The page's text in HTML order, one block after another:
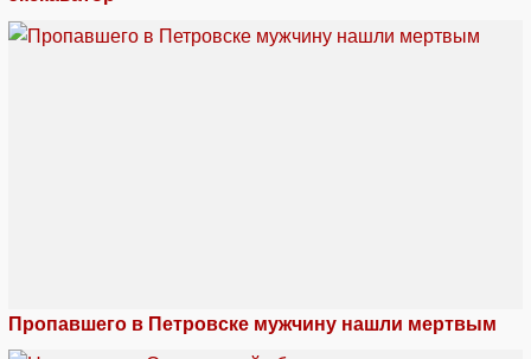
Пропавшего в Петровске мужчину нашли мертвым